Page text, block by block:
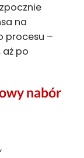
na
procesu –
po
nabór